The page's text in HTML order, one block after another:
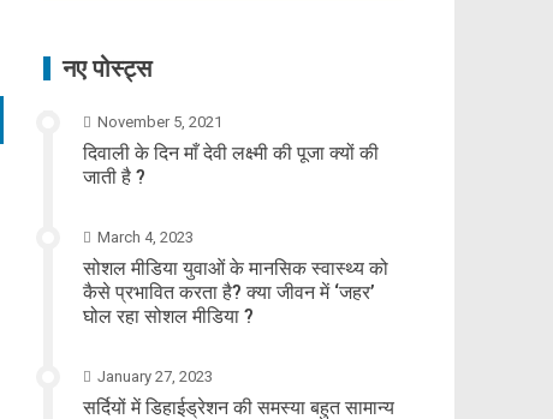
नए पोस्ट्स
November 5, 2021
दिवाली के दिन माँ देवी लक्ष्मी की पूजा क्यों की
जाती है ?
March 4, 2023
सोशल मीडिया युवाओं के मानसिक स्वास्थ्य को
कैसे प्रभावित करता है? क्या जीवन में ‘जहर’
घोल रहा सोशल मीडिया ?
January 27, 2023
सर्दियों में डिहाईड्रेशन की समस्या बहुत सामान्य